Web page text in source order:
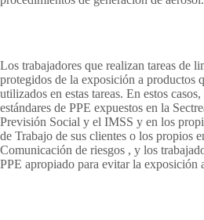
Los trabajadores que realizan tareas de
protegidos de la exposición a productos
utilizados en estas tareas. En estos
estándares de PPE expuestos en la
Previsión Social y el IMSS y en los
de Trabajo de sus clientes o los propios
Comunicación de riesgos , y los
PPE apropiado para evitar la exposición